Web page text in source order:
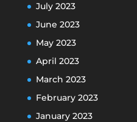
July 2023
June 2023
May 2023
April 2023
March 2023
February 2023
January 2023